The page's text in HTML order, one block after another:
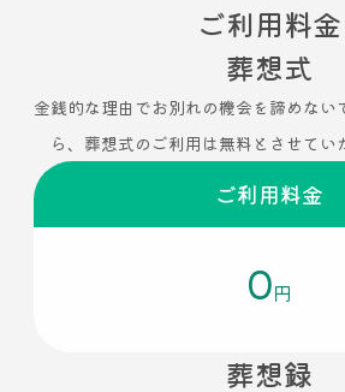
ご利用料金
葬想式
金銭的な理由でお別れの機会を諦めない
ら、葬想式のご利用は無料とさせてい
ご利用料金
0円
葬想録